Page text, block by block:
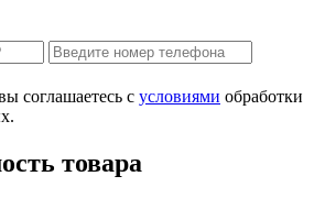
соглашаетесь с условиями обработки
товара